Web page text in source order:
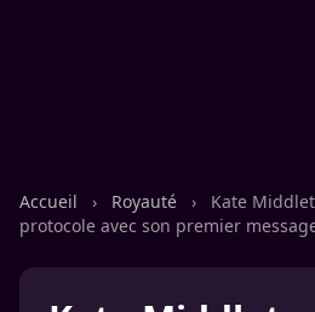
Accueil › Royauté ›
Kate
protocole avec son premier